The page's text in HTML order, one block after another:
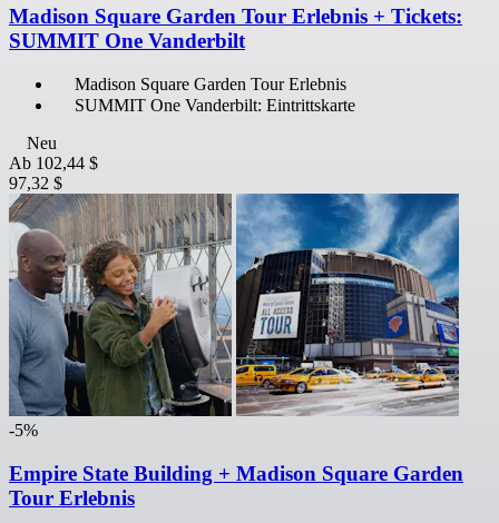
Madison Square Garden Tour Erlebnis + Tickets:
SUMMIT One Vanderbilt
Madison Square Garden Tour Erlebnis
SUMMIT One Vanderbilt: Eintrittskarte
Neu
Ab 102,44 $
97,32 $
-5%
Empire State Building + Madison Square Garden
Tour Erlebnis